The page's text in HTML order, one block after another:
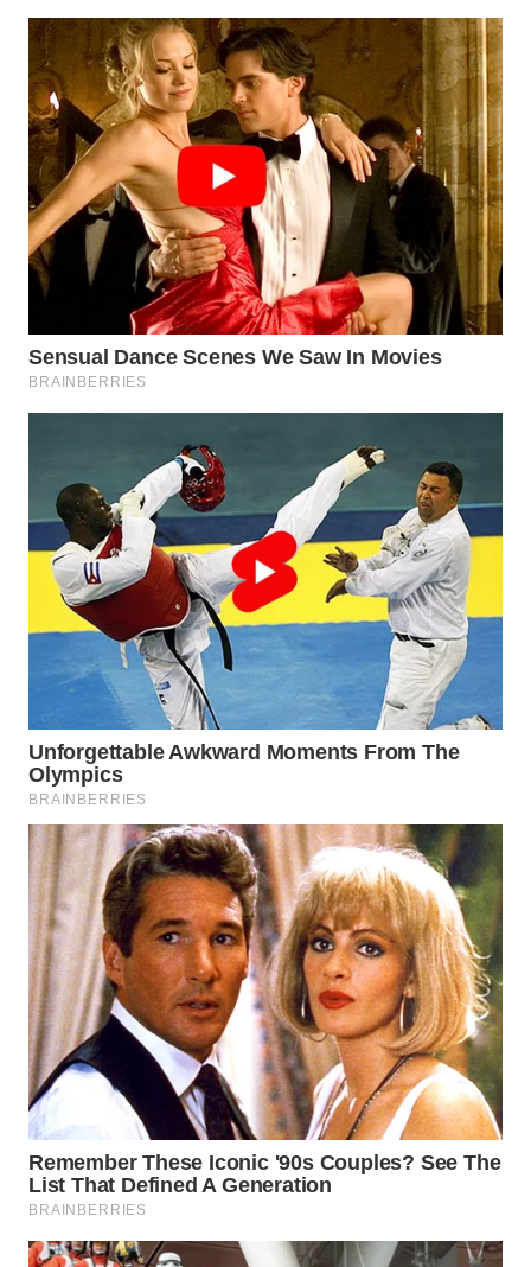
SUMEDANG
WN
CIANJUR
WN
KEPULAUAN
SERIBU
WN
TANGERANG
WN
CIREBON
WN
INDRAMAYU
WN
KUNINGAN
WN
MAJALENGKA
SUBANG
WN
SUKABUMI
WN
PURWAKARTA
WN
PRIANGAN
TIMUR
WN
SEMARANG